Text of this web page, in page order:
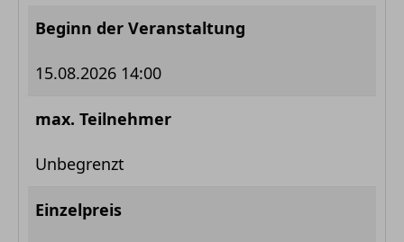
Beginn der Veranstaltung
15.08.2026 14:00
max. Teilnehmer
Unbegrenzt
Einzelpreis